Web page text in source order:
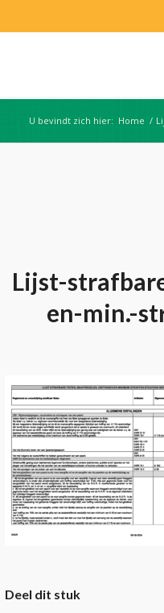
U bevindt zich hier: Home /
Lijst-
en-min.-
Deel dit stuk